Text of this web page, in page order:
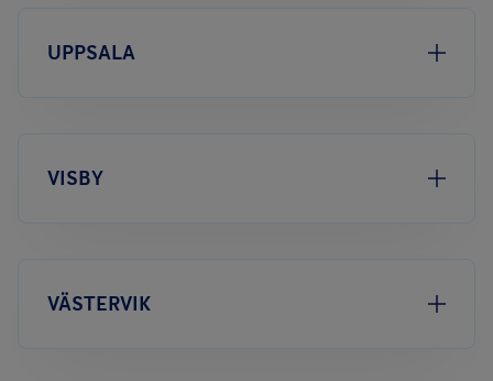
UPPSALA
VISBY
VÄSTERVIK